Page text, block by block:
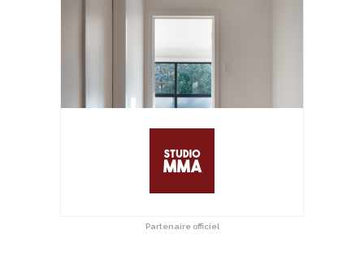
Partenaire officiel